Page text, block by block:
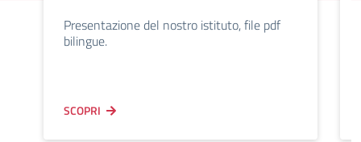
Presentazione del nostro istituto, file pdf
bilingue.
SCOPRI